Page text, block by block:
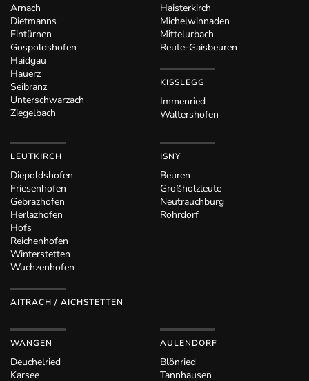
Arnach
Dietmanns
Eintürnen
Gospoldshofen
Haidgau
Hauerz
Seibranz
Unterschwarzach
Ziegelbach
Haisterkirch
Michelwinnaden
Mittelurbach
Reute-Gaisbeuren
KISSLEGG
Immenried
Waltershofen
LEUTKIRCH
Diepoldshofen
Friesenhofen
Gebrazhofen
Herlazhofen
Hofs
Reichenhofen
Winterstetten
Wuchzenhofen
AITRACH / AICHSTETTEN
ISNY
Beuren
Großholzleute
Neutrauchburg
Rohrdorf
WANGEN
Deuchelried
Karsee
AULENDORF
Blönried
Tannhausen